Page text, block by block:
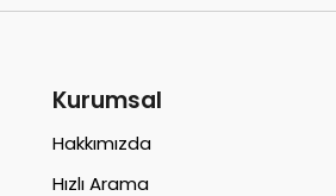
Kurumsal
Hakkımızda
Hızlı Arama